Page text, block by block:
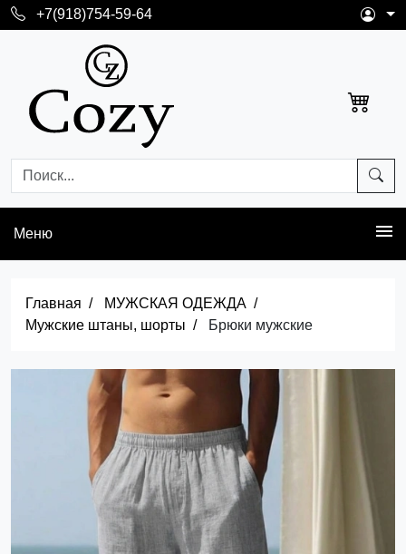
+7(918)754-59-64
Меню
Главная
МУЖСКАЯ ОДЕЖДА
Мужские штаны, шорты
Брюки мужские